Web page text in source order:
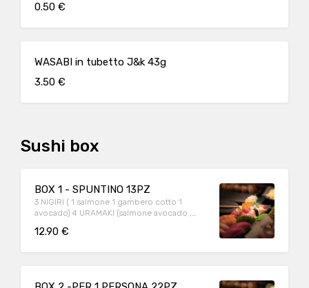
0.50 €
WASABI in tubetto J&k 43g
3.50 €
Sushi box
BOX 1 - SPUNTINO 13PZ
3 NIGIRI ( 1 salmone 1 gambero cotto 1
avocado) 4 URAMAKI (salmone avocado ,
12.90 €